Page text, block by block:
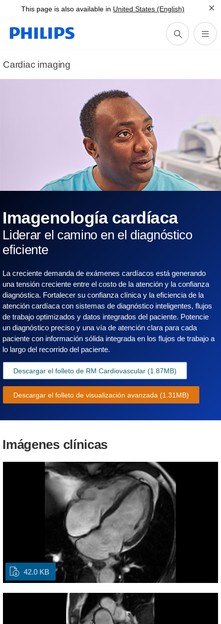
This page is also available in United States (English)
Cardiac imaging
Imagenología cardíaca
Liderar el camino en el diagnóstico
eficiente
La creciente demanda de exámenes cardíacos está generando
una tensión creciente entre el costo de la atención y la confianza
diagnóstica. Fortalecer su confianza clínica y la eficiencia de la
atención cardíaca con sistemas de diagnóstico inteligentes, flujos
de trabajo optimizados y datos integrados del paciente. Potencie
un diagnóstico preciso y una vía de atención clara para cada
paciente con información sólida integrada en los flujos de trabajo a
lo largo del recorrido del paciente.
Descargar el folleto de RM Cardiovascular (1.87MB)
Descargar el folleto de visualización avanzada (1.31MB)
Imágenes clínicas
42.0 KB